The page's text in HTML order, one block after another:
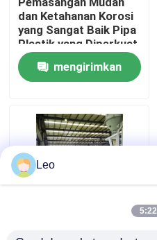
Wisata pabrik
Kontrol kualitas
Berita
Quote request suatu
dan Ketahanan Korosi
yang Sangat Baik Pipa
Plastik yang Diperkuat
Fiberglass dengan
Ketahanan UV yang
Sangat Baik
mengirimkan
Leo